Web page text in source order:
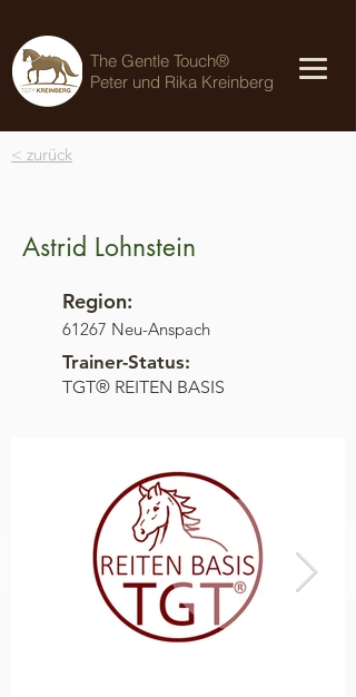
The Gentle Touch®
Peter und Rika Kreinberg
< zurück
Astrid Lohnstein
Region:
61267 Neu-Anspach
Trainer-Status:
TGT® REITEN BASIS